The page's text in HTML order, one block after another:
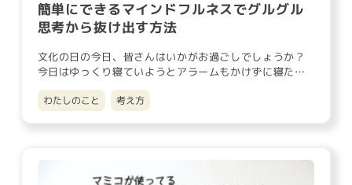
簡単にできるマインドフルネスでグルグル
思考から抜け出す方法
文化の日の今日、皆さんはいかがお過ごしでしょうか？
今日はゆっくり寝ていようとアラームもかけずに寝たの
ですが、朝日に誘わ…
わたしのこと 考え方